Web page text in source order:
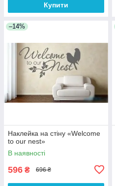
Купити
–14%
Наклейка на стіну «Welcome
to our nest»
В наявності
596 ₴ 696 ₴